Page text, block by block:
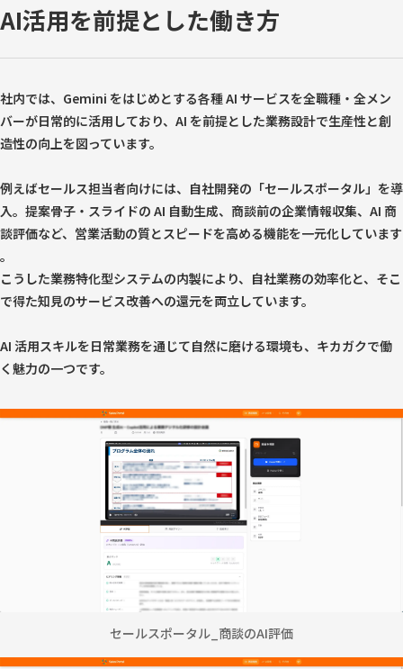
AI活用を前提とした働き方
社内では、Gemini をはじめとする各種 AI サービスを全職種・全メン
バーが日常的に活用しており、AI を前提とした業務設計で生産性と創
造性の向上を図っています。
例えばセールス担当者向けには、自社開発の「セールスポータル」を導
入。提案骨子・スライドの AI 自動生成、商談前の企業情報収集、AI 商
談評価など、営業活動の質とスピードを高める機能を一元化しています
。
こうした業務特化型システムの内製により、自社業務の効率化と、そこ
で得た知見のサービス改善への還元を両立しています。
AI 活用スキルを日常業務を通じて自然に磨ける環境も、キカガクで働
く魅力の一つです。
セールスポータル_商談のAI評価